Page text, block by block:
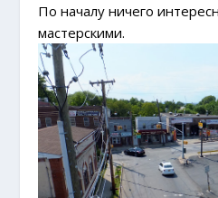
По началу ничего
мастерскими.